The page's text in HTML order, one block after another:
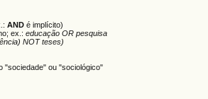
AND é implícito)
ex.:educação OR pesquisa
NOT teses)
"sociedade" ou "sociológico"